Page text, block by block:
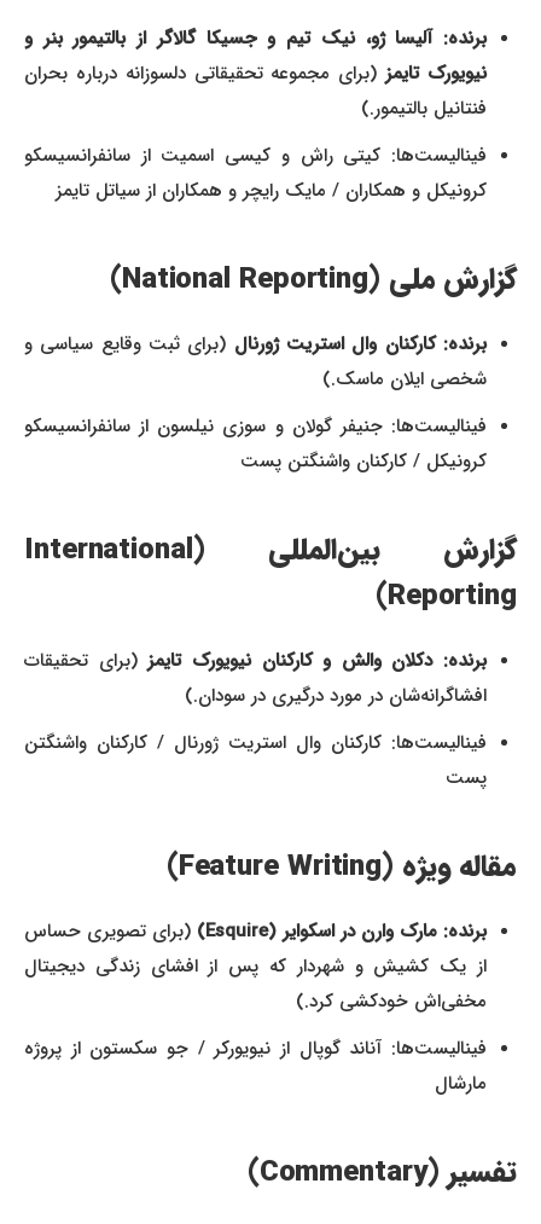
برنده: آلیسا ژو، نیک تیم و جسیکا گالاگر از بالتیمور بنر و
نیویورک تایمز(برای مجموعه تحقیقاتی دلسوزانه درباره بحران
فنتانیل بالتیمور.)
فینالیست‌ها: کیتی راش و کیسی اسمیت از سانفرانسیسکو
کرونیکل و همکاران / مایک رایچر و همکاران از سیاتل تایمز
گزارش ملی (National Reporting)
برنده: کارکنان وال استریت ژورنال(برای ثبت وقایع سیاسی و
شخصی ایلان ماسک.)
فینالیست‌ها: جنیفر گولان و سوزی نیلسون از سانفرانسیسکو
کرونیکل / کارکنان واشنگتن پست
گزارش بین‌المللی (International
Reporting)
برنده: دکلان والش و کارکنان نیویورک تایمز(برای تحقیقات
افشاگرانه‌شان در مورد درگیری در سودان.)
فینالیست‌ها: کارکنان وال استریت ژورنال / کارکنان واشنگتن
پست
مقاله ویژه (Feature Writing)
برنده: مارک وارن در اسکوایر (Esquire)
(برای تصویری حساس
از یک کشیش و شهردار که پس از افشای زندگی دیجیتال
مخفی‌اش خودکشی کرد.)
فینالیست‌ها: آناند گوپال از نیویورکر / جو سکستون از پروژه
مارشال
تفسیر (Commentary)